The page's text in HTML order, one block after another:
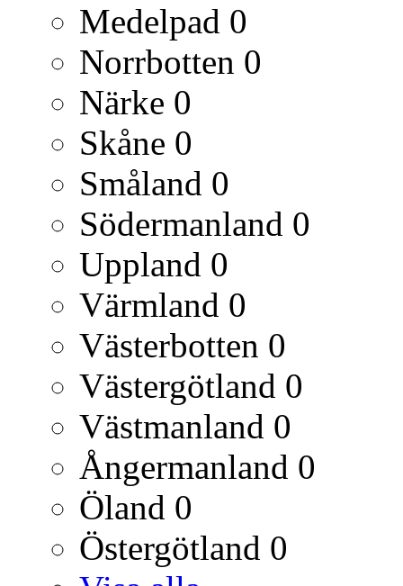
Medelpad 0
Norrbotten 0
Närke 0
Skåne 0
Småland 0
Södermanland 0
Uppland 0
Värmland 0
Västerbotten 0
Västergötland 0
Västmanland 0
Ångermanland 0
Öland 0
Östergötland 0